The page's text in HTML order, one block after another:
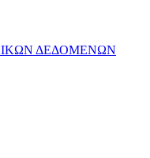
ΔΕΔΟΜΕΝΩΝ